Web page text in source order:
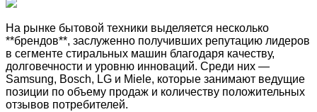
На рынке бытовой техники выделяется несколько
**брендов**, заслуженно получивших репутацию лидеров
в сегменте стиральных машин благодаря качеству,
долговечности и уровню инноваций. Среди них —
Samsung, Bosch, LG и Miele, которые занимают ведущие
позиции по объему продаж и количеству положительных
отзывов потребителей.